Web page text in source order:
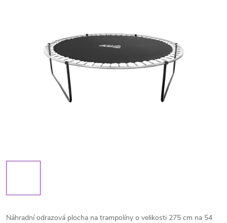
Náhradní odrazová plocha na trampolíny o velikosti 275 cm na 54